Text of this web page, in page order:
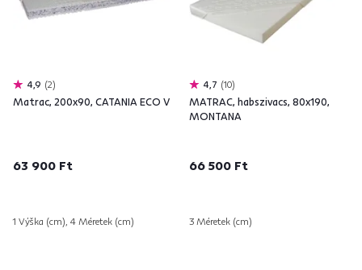
4,9 2
Matrac, 200x90, CATANIA ECO V
63 900 Ft
1 Výška (cm), 4 Méretek (cm)
4,7 10
MATRAC, habszivacs, 80x190,
MONTANA
66 500 Ft
3 Méretek (cm)